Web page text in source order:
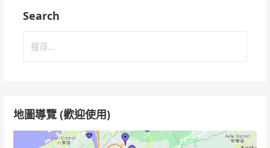
Search
地圖導覽 (歡迎使用)